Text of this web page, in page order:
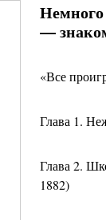
Немного
—
«Все
Глава 1.
Глава 2.
1882)